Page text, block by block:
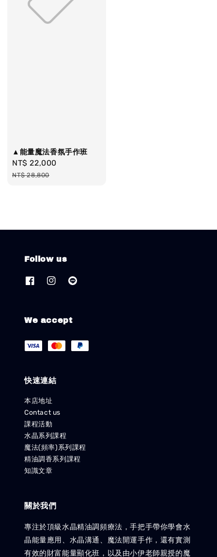
▲能量魔法香氛手作班
Sale
price
NT$ 22,000
NT$ 28,800
Follow us
We accept
快速連結
本店地址
Contact us
課程活動
水晶系列課程
魔法(頻率)系列課程
精油調香系列課程
知識文章
關於我們
專注於頂級水晶精油調頻療法，手把手帶你學會水
晶能量應用、水晶溝通、魔法開運手作，還有實測
有效的財富能量顯化班，以及由小伊老師親授的魔